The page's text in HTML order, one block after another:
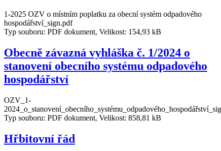
1-2025 OZV o místním poplatku za obecní systém odpadového
hospodářství_sign.pdf
Typ souboru: PDF dokument, Velikost: 154,93 kB
Obecně závazná vyhláška č. 1/2024 o
stanovení obecního systému odpadového
hospodářství
OZV_1-
Typ souboru: PDF dokument, Velikost: 858,81 kB
Hřbitovní řád